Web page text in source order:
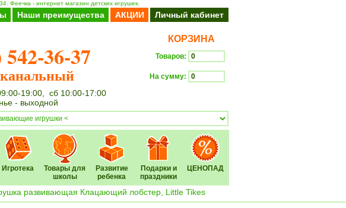
Феечка - интернет магазин детских игрушек.
Наши преимущества АКЦИИ Личный кабинет
36-37
19:00, сб 10:00-17:00
- выходной
КОРЗИНА
Товаров:
На сумму:
Игротека
Товары для
школы
Развитие
ребенка
Подарки и
праздники
ЦЕНОПАД
развивающая Клацающий лобстер, Little Tikes